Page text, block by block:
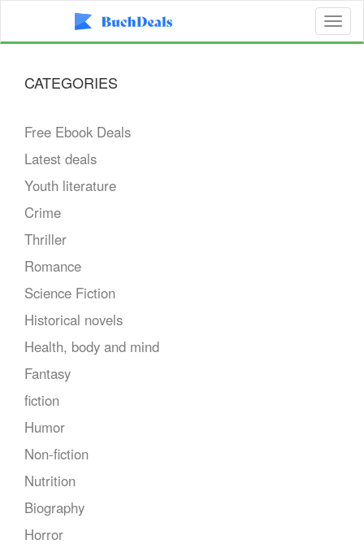
CATEGORIES
Free Ebook Deals
Latest deals
Youth literature
Crime
Thriller
Romance
Science Fiction
Historical novels
Health, body and mind
Fantasy
fiction
Humor
Non-fiction
Nutrition
Biography
Horror